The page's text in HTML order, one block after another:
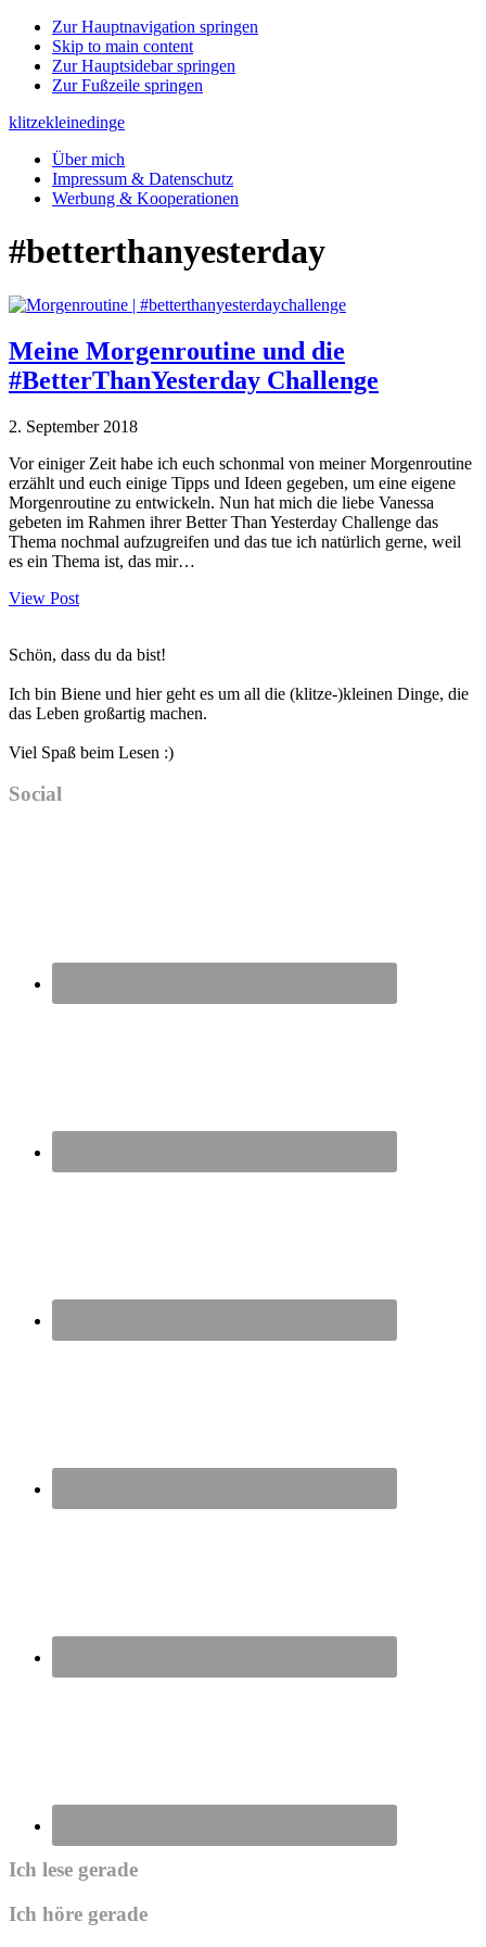
Zur Hauptnavigation springen
Skip to main content
Zur Hauptsidebar springen
Zur Fußzeile springen
klitzekleinedinge
Über mich
Impressum & Datenschutz
Werbung & Kooperationen
#betterthanyesterday
Meine Morgenroutine und die
#BetterThanYesterday Challenge
2. September 2018
Vor einiger Zeit habe ich euch schonmal von meiner Morgenroutine
erzählt und euch einige Tipps und Ideen gegeben, um eine eigene
Morgenroutine zu entwickeln. Nun hat mich die liebe Vanessa
gebeten im Rahmen ihrer Better Than Yesterday Challenge das
Thema nochmal aufzugreifen und das tue ich natürlich gerne, weil
es ein Thema ist, das mir…
View Post
Sidebar
Schön, dass du da bist!
Ich bin Biene und hier geht es um all die (klitze-)kleinen Dinge, die
das Leben großartig machen.
Viel Spaß beim Lesen :)
Social
Ich lese gerade
Ich höre gerade